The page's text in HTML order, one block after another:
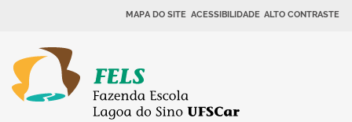
MAPA DO SITE ACESSIBILIDADE ALTO CONTRASTE